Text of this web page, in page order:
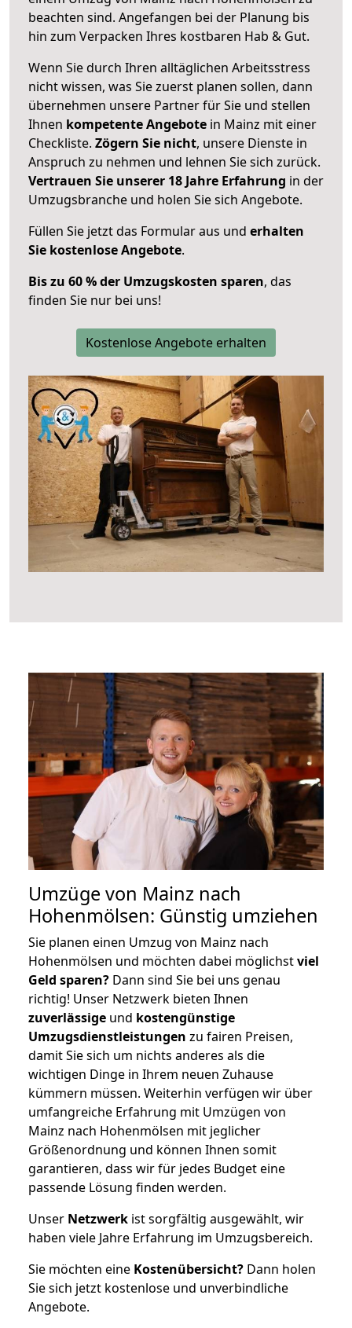
beachten sind. Angefangen bei der Planung bis
hin zum Verpacken Ihres kostbaren Hab & Gut.
Wenn Sie durch Ihren alltäglichen Arbeitsstress
nicht wissen, was Sie zuerst planen sollen, dann
übernehmen unsere Partner für Sie und stellen
Ihnen kompetente Angebote in Mainz mit einer
Checkliste. Zögern Sie nicht, unsere Dienste in
Anspruch zu nehmen und lehnen Sie sich zurück.
Vertrauen Sie unserer 18 Jahre Erfahrung in der
Umzugsbranche und holen Sie sich Angebote.
Füllen Sie jetzt das Formular aus und erhalten
Sie kostenlose Angebote.
Bis zu 60 % der Umzugskosten sparen, das
finden Sie nur bei uns!
Kostenlose Angebote erhalten
Umzüge von Mainz nach
Hohenmölsen: Günstig umziehen
Sie planen einen Umzug von Mainz nach
Hohenmölsen und möchten dabei möglichstviel
Geld sparen? Dann sind Sie bei uns genau
richtig! Unser Netzwerk bieten Ihnen
zuverlässige und kostengünstige
Umzugsdienstleistungen zu fairen Preisen,
damit Sie sich um nichts anderes als die
wichtigen Dinge in Ihrem neuen Zuhause
kümmern müssen. Weiterhin verfügen wir über
umfangreiche Erfahrung mit Umzügen von
Mainz nach Hohenmölsen mit jeglicher
Größenordnung und können Ihnen somit
garantieren, dass wir für jedes Budget eine
passende Lösung finden werden.
Unser Netzwerk ist sorgfältig ausgewählt, wir
haben viele Jahre Erfahrung im Umzugsbereich.
Sie möchten eine Kostenübersicht? Dann holen
Sie sich jetzt kostenlose und unverbindliche
Angebote.